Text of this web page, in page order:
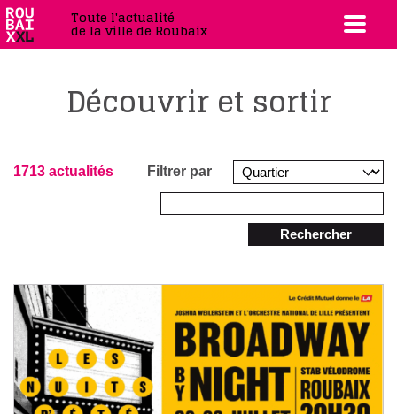
Toute l'actualité
de la ville de Roubaix
Découvrir et sortir
1713 actualités Filtrer par
Rechercher